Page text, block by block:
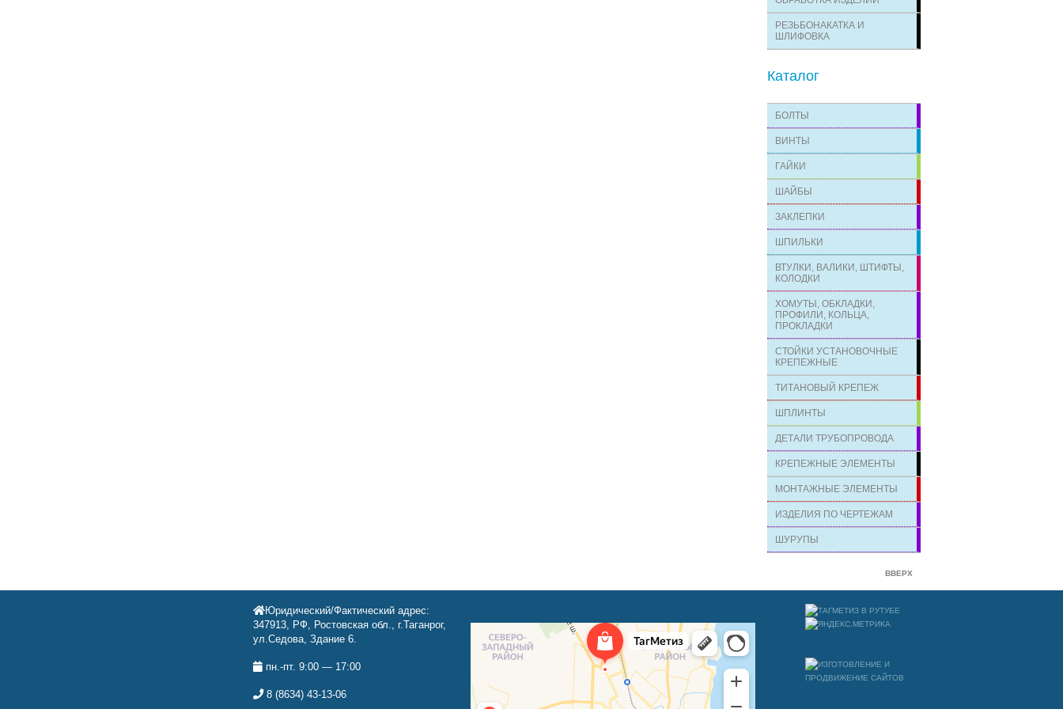
РЕЗЬБОНАКАТКА И
ШЛИФОВКА
Каталог
БОЛТЫ
ВИНТЫ
ГАЙКИ
ШАЙБЫ
ЗАКЛЕПКИ
ШПИЛЬКИ
ВТУЛКИ, ВАЛИКИ, ШТИФТЫ,
КОЛОДКИ
ХОМУТЫ, ОБКЛАДКИ,
ПРОФИЛИ, КОЛЬЦА,
ПРОКЛАДКИ
СТОЙКИ УСТАНОВОЧНЫЕ
КРЕПЕЖНЫЕ
ТИТАНОВЫЙ КРЕПЕЖ
ШПЛИНТЫ
ДЕТАЛИ ТРУБОПРОВОДА
КРЕПЕЖНЫЕ ЭЛЕМЕНТЫ
МОНТАЖНЫЕ ЭЛЕМЕНТЫ
ИЗДЕЛИЯ ПО ЧЕРТЕЖАМ
ШУРУПЫ
ВВЕРХ
Юридический/Фактический адрес:
347913, РФ, Ростовская обл., г.Таганрог,
ул.Седова, Здание 6.
пн.-пт. 9:00 — 17:00
8 (8634) 43-13-06